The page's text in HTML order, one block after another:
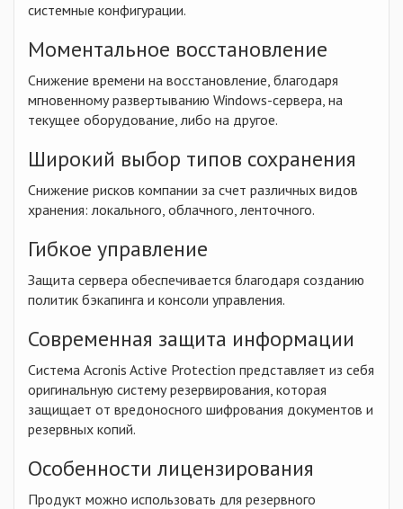
системные конфигурации.
Моментальное восстановление
Снижение времени на восстановление, благодаря
мгновенному развертыванию Windows-сервера, на
текущее оборудование, либо на другое.
Широкий выбор типов сохранения
Снижение рисков компании за счет различных видов
хранения: локального, облачного, ленточного.
Гибкое управление
Защита сервера обеспечивается благодаря созданию
политик бэкапинга и консоли управления.
Современная защита информации
Система Acronis Active Protection представляет из себя
оригинальную систему резервирования, которая
защищает от вредоносного шифрования документов и
резервных копий.
Особенности лицензирования
Продукт можно использовать для резервного